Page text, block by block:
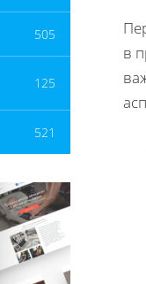
505
125
521
в